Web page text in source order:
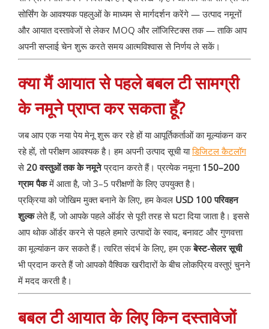
सोर्सिंग के आवश्यक पहलुओं के माध्यम से मार्गदर्शन करेंगे — उत्पाद नमूनों
और आयात दस्तावेजों से लेकर MOQ और लॉजिस्टिक्स तक — ताकि आप
अपनी सप्लाई चेन शुरू करते समय आत्मविश्वास से निर्णय ले सकें।
क्या मैं आयात से पहले बबल टी सामग्री
के नमूने प्राप्त कर सकता हूँ?
जब आप एक नया पेय मेनू शुरू कर रहे हों या आपूर्तिकर्ताओं का मूल्यांकन कर
रहे हों, तो परीक्षण आवश्यक है। हम अपनी उत्पाद सूची याडिजिटल कैटलॉग
से20 वस्तुओं तक के नमूनेप्रदान करते हैं। प्रत्येक नमूना 150–200
ग्राम पैकमें आता है, जो 3–5 परीक्षणों के लिए उपयुक्त है।
प्रक्रिया को जोखिम मुक्त बनाने के लिए, हम केवल USD 100 परिवहन
शुल्कलेते हैं, जो आपके पहले ऑर्डर से पूरी तरह से घटा दिया जाता है। इससे
आप थोक ऑर्डर करने से पहले हमारे उत्पादों के स्वाद, बनावट और गुणवत्ता
का मूल्यांकन कर सकते हैं। त्वरित संदर्भ के लिए, हम एकबेस्ट-सेलर सूची
भी प्रदान करते हैं जो आपको वैश्विक खरीदारों के बीच लोकप्रिय वस्तुएं चुनने
में मदद करती है।
बबल टी आयात के लिए किन दस्तावेजों